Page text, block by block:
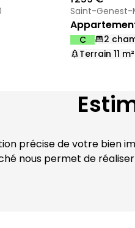
Saint-Genest-
DPE :
C
,
2
,
Terrain 11 m²
précise de votre bien
nous permet de